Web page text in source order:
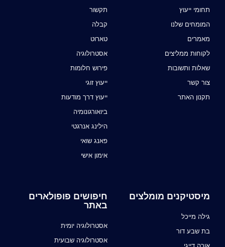
תחומי ייעוץ
המומחים שלנו
מאמרים
לקוחות ממליצים
שאלות ותשובות
צור קשר
תקנון האתר
תקשור
קבלה
טארוט
אסטרולוגיה
פירוש חלומות
ייעוץ זוגי
ייעוץ דרך מודעות
ביואורגונומיה
הילינג אנרגטי
פאנג שואי
אימון אישי
מיסטיקנים מומלצים
גילה מייכל
בת שבע דור
חיפושים פופולארים
באתר
אסטרולוגיה יומית
אסטרולוגיה שבועית